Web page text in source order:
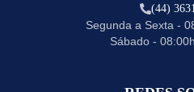
(44)
Segunda a Sexta -
Sábado -